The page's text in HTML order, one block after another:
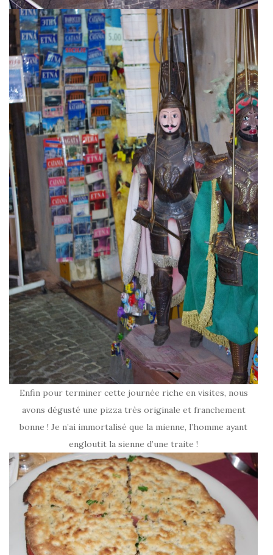
Enfin pour terminer cette journée riche en visites, nous
avons dégusté une pizza très originale et franchement
bonne ! Je n’ai immortalisé que la mienne, l’homme ayant
engloutit la sienne d’une traite !